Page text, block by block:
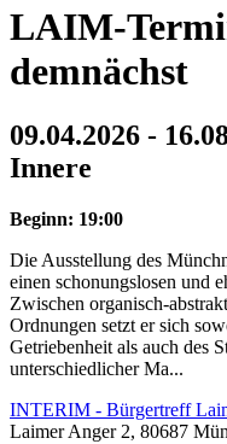
LAIM-
demnächst
09.04.2026 -
Innere
Beginn: 19:00
Die Ausstellung des
einen schonungslosen und
Zwischen organisch-
Ordnungen setzt er sich
Getriebenheit als auch des
unterschiedlicher Ma...
INTERIM - Bürgertreff
Laimer Anger 2, 80687